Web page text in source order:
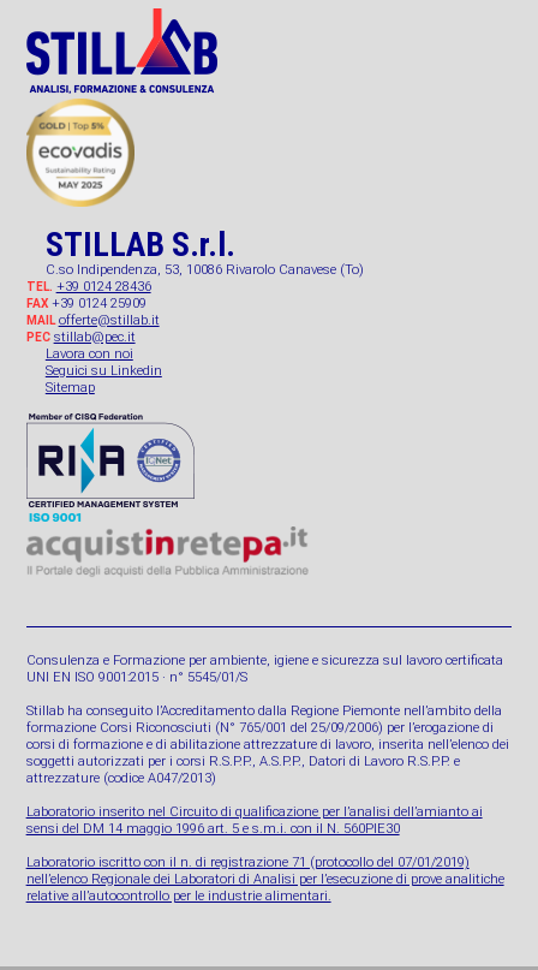
STILLAB S.r.l.
C.so Indipendenza, 53, 10086 Rivarolo Canavese (To)
TEL. +39 0124 28436
FAX+39 0124 25909
MAIL offerte@stillab.it
PEC stillab@pec.it
Lavora con noi
Seguici su Linkedin
Sitemap
Consulenza e Formazione per ambiente, igiene e sicurezza sul lavoro certificata
UNI EN ISO 9001:2015 · n° 5545/01/S
Stillab ha conseguito l’Accreditamento dalla Regione Piemonte nell’ambito della
formazione Corsi Riconosciuti (N° 765/001 del 25/09/2006) per l’erogazione di
corsi di formazione e di abilitazione attrezzature di lavoro, inserita nell’elenco dei
soggetti autorizzati per i corsi R.S.P.P., A.S.P.P., Datori di Lavoro R.S.P.P. e
attrezzature (codice A047/2013)
Laboratorio inserito nel Circuito di qualificazione per l’analisi dell’amianto ai
sensi del DM 14 maggio 1996 art. 5 e s.m.i. con il N. 560PIE30
Laboratorio iscritto con il n. di registrazione 71 (protocollo del 07/01/2019)
nell’elenco Regionale dei Laboratori di Analisi per l’esecuzione di prove analitiche
relative all’autocontrollo per le industrie alimentari.